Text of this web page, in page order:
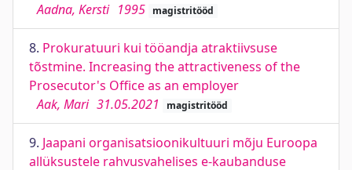
Aadna, Kersti 1995 magistritööd
8. Prokuratuuri kui tööandja atraktiivsuse
tõstmine. Increasing the attractiveness of the
Prosecutor's Office as an employer
Aak, Mari 31.05.2021 magistritööd
9. Jaapani organisatsioonikultuuri mõju Euroopa
allüksustele rahvusvahelises e-kaubanduse